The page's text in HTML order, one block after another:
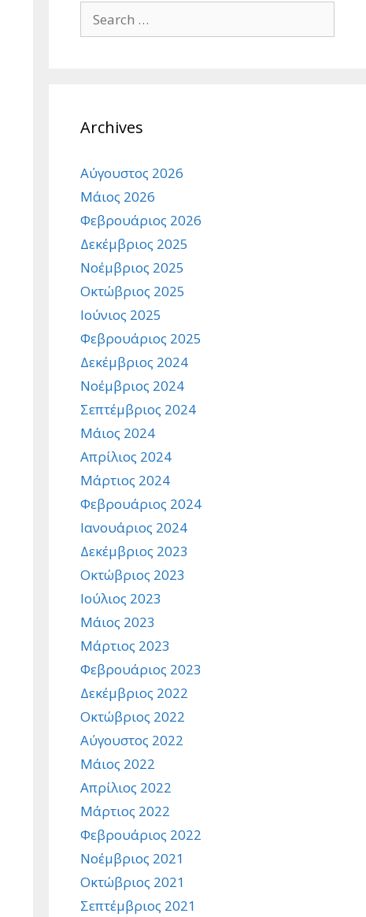
Search
for:
Archives
Αύγουστος 2026
Μάιος 2026
Φεβρουάριος 2026
Δεκέμβριος 2025
Νοέμβριος 2025
Οκτώβριος 2025
Ιούνιος 2025
Φεβρουάριος 2025
Δεκέμβριος 2024
Νοέμβριος 2024
Σεπτέμβριος 2024
Μάιος 2024
Απρίλιος 2024
Μάρτιος 2024
Φεβρουάριος 2024
Ιανουάριος 2024
Δεκέμβριος 2023
Οκτώβριος 2023
Ιούλιος 2023
Μάιος 2023
Μάρτιος 2023
Φεβρουάριος 2023
Δεκέμβριος 2022
Οκτώβριος 2022
Αύγουστος 2022
Μάιος 2022
Απρίλιος 2022
Μάρτιος 2022
Φεβρουάριος 2022
Νοέμβριος 2021
Οκτώβριος 2021
Σεπτέμβριος 2021